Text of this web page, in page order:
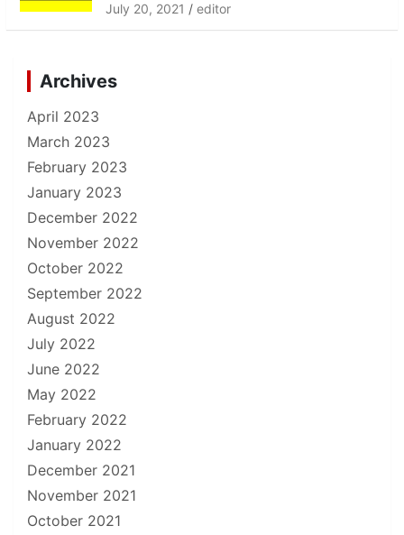
July 20, 2021 editor
Archives
April 2023
March 2023
February 2023
January 2023
December 2022
November 2022
October 2022
September 2022
August 2022
July 2022
June 2022
May 2022
February 2022
January 2022
December 2021
November 2021
October 2021